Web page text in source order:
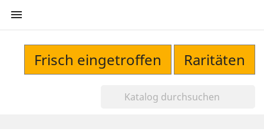

Frisch eingetroffen Raritäten